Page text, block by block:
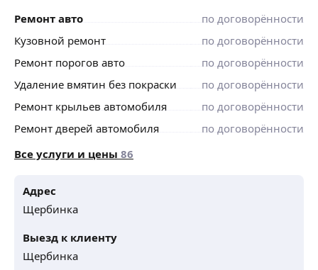
Ремонт авто
по договорённости
Кузовной ремонт
по договорённости
Ремонт порогов авто
по договорённости
Удаление вмятин без покраски
по договорённости
Ремонт крыльев автомобиля
по договорённости
Ремонт дверей автомобиля
по договорённости
Все услуги и цены 86
Адрес
Щербинка
Выезд к клиенту
Щербинка